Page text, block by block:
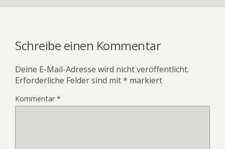
Schreibe einen Kommentar
Deine E-Mail-Adresse wird nicht veröffentlicht.
Erforderliche Felder sind mit* markiert
Kommentar*